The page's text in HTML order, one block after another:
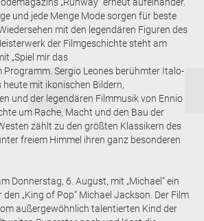
und jede Menge Mode sorgen für beste
mit den legendären Figuren des
der Filmgeschichte steht am
„Spiel mir das
Programm. Sergio Leones berühmter Italo-
mit ikonischen Bildern,
und der legendären Filmmusik von Ennio
um Rache, Macht und den Bau der
zählt zu den größten Klassikern des
freiem Himmel ihren ganz besonderen
Donnerstag, 6. August, mit „Michael“ ein
„King of Pop“ Michael Jackson. Der Film
außergewöhnlich talentierten Kind der